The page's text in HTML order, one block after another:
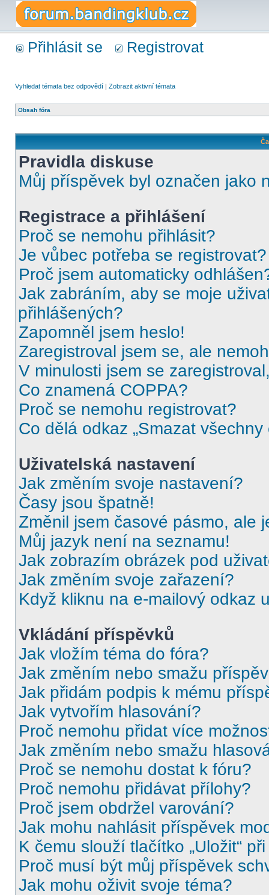
Přihlásit se Registrovat
Vyhledat témata bez odpovědí | Zobrazit aktivní témata
Obsah fóra
Pravidla diskuse
Můj příspěvek byl označen jako
Registrace a přihlášení
Proč se nemohu přihlásit?
Je vůbec potřeba se registrovat?
Proč jsem automaticky
Jak zabráním, aby se moje
přihlášených?
Zapomněl jsem heslo!
Zaregistroval jsem se, ale
V minulosti jsem se
Co znamená COPPA?
Proč se nemohu registrovat?
Co dělá odkaz „Smazat všechny
Uživatelská nastavení
Jak změním svoje nastavení?
Časy jsou špatně!
Změnil jsem časové pásmo, ale
Můj jazyk není na seznamu!
Jak zobrazím obrázek pod
Jak změním svoje zařazení?
Když kliknu na e-mailový odkaz
Vkládání příspěvků
Jak vložím téma do fóra?
Jak změním nebo smažu
Jak přidám podpis k mému
Jak vytvořím hlasování?
Proč nemohu přidat více
Jak změním nebo smažu
Proč se nemohu dostat k fóru?
Proč nemohu přidávat přílohy?
Proč jsem obdržel varování?
Jak mohu nahlásit příspěvek
K čemu slouží tlačítko „Uložit“
Proč musí být můj příspěvek
Jak mohu oživit svoje téma?